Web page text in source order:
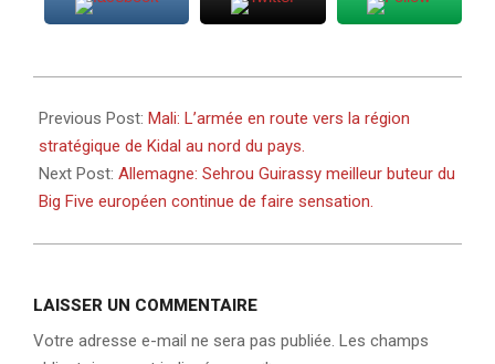
10-
07
Previous Post: Mali: L’armée en route vers la région
stratégique de Kidal au nord du pays.
Next Post: Allemagne: Sehrou Guirassy meilleur buteur du
Big Five européen continue de faire sensation.
LAISSER UN COMMENTAIRE
Votre adresse e-mail ne sera pas publiée. Les champs